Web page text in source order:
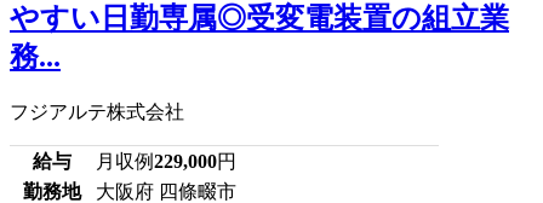
やすい日勤専属◎受変電装置の組立業
務...
フジアルテ株式会社
給与 月収例229,000円
勤務地
大阪府 四條畷市